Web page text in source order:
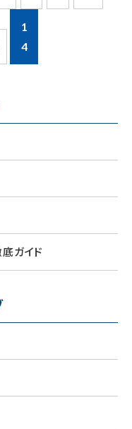
1
4
ガイド